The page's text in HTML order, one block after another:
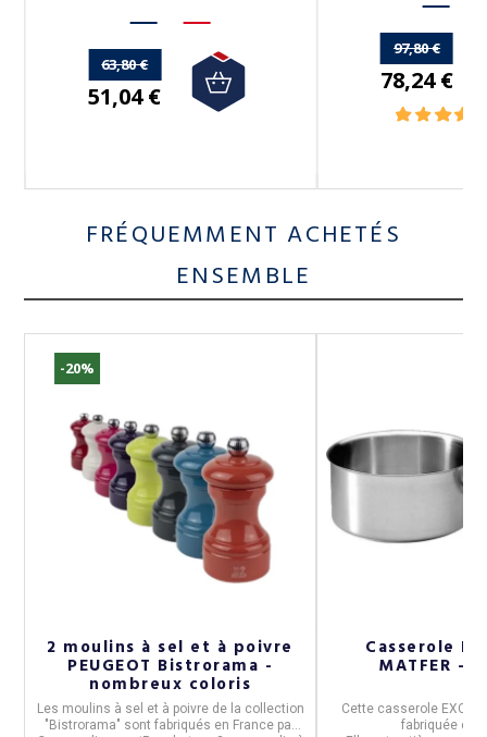
63,80 €
51,04 €
97,80 €
78,24 €
FRÉQUEMMENT ACHETÉS
ENSEMBLE
-20%
2 moulins à sel et à poivre
PEUGEOT Bistrorama -
nombreux coloris
Les moulins à sel et à poivre de la collection
" Bistrorama" sont fabriqués en France par
Casserole
MATFER -
Cette casserole
fabriquée en